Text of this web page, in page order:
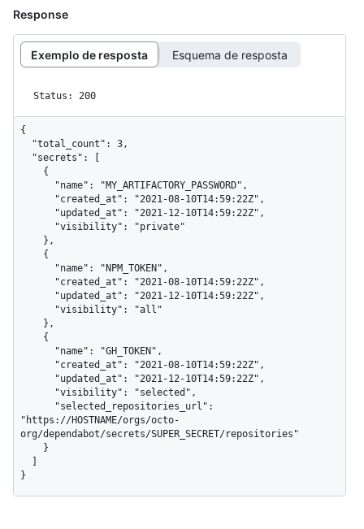
Response
Exemplo de resposta Esquema de resposta
Status: 200
{
"https://HOSTNAME/orgs/octo-
org/dependabot/secrets/SUPER_SECRET/repositories"
}